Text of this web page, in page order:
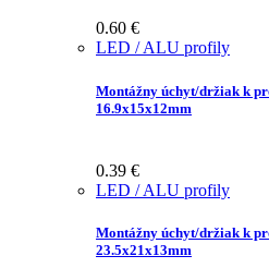
0.60 €
LED / ALU profily
Montážny úchyt/držiak k
16.9x15x12mm
0.39 €
LED / ALU profily
Montážny úchyt/držiak k
23.5x21x13mm